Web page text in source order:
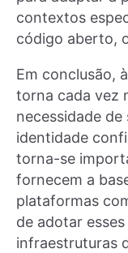
contextos
código aberto,
Em conclusão,
torna cada vez
necessidade
identidade
torna-se
fornecem a
plataformas
de adotar
infraestruturas